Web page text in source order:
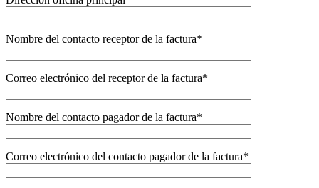
Nombre del contacto receptor de la factura*
Correo electrónico del receptor de la factura*
Nombre del contacto pagador de la factura*
Correo electrónico del contacto pagador de la factura*